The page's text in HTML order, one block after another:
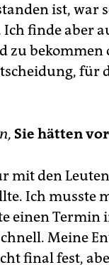
ist, war
finde aber
zu bekommen
für
Sie hätten
mit den
Ich musste
einen Termin
Meine
final fest,